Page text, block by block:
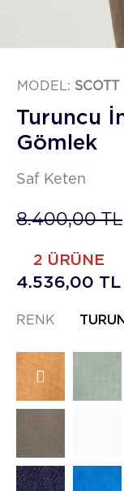
MODEL:
Turuncu
Gömlek
Saf Keten
8.400,00 TL
2 ÜRÜNE
4.536,00 TL
RENK